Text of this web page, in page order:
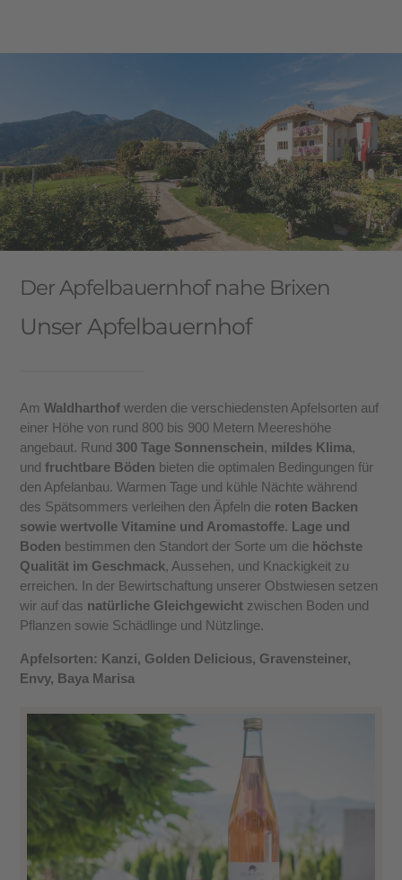
Der Apfelbauernhof nahe Brixen
Unser Apfelbauernhof
AmWaldharthof werden die verschiedensten Apfelsorten auf
einer Höhe von rund 800 bis 900 Metern Meereshöhe
angebaut. Rund 300 Tage Sonnenschein, mildes Klima,
undfruchtbare Böden bieten die optimalen Bedingungen für
den Apfelanbau. Warmen Tage und kühle Nächte während
des Spätsommers verleihen den Äpfeln die roten Backen
sowie wertvolle Vitamine und Aromastoffe. Lage und
Boden bestimmen den Standort der Sorte um die höchste
Qualität im Geschmack, Aussehen, und Knackigkeit zu
erreichen. In der Bewirtschaftung unserer Obstwiesen setzen
wir auf das natürliche Gleichgewicht zwischen Boden und
Pflanzen sowie Schädlinge und Nützlinge.
Apfelsorten: Kanzi, Golden Delicious, Gravensteiner,
Envy, Baya Marisa